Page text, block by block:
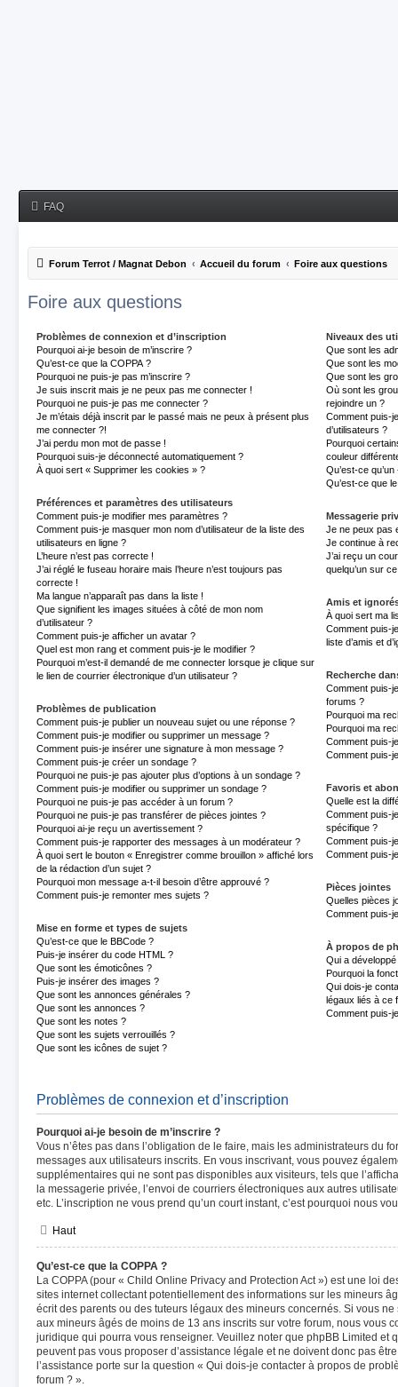
FAQ
Forum Terrot / Magnat Debon Accueil du forum Foire aux questions
Foire aux questions
Problèmes de connexion et d’inscription
Pourquoi ai-je besoin de m’inscrire ?
Qu’est-ce que la COPPA ?
Pourquoi ne puis-je pas m’inscrire ?
Je suis inscrit mais je ne peux pas me connecter !
Pourquoi ne puis-je pas me connecter ?
Je m’étais déjà inscrit par le passé mais ne peux à présent plus
me connecter ?!
J’ai perdu mon mot de passe !
Pourquoi suis-je déconnecté automatiquement ?
À quoi sert « Supprimer les cookies » ?
Préférences et paramètres des utilisateurs
Comment puis-je modifier mes paramètres ?
Comment puis-je masquer mon nom d’utilisateur de la liste des
utilisateurs en ligne ?
L’heure n’est pas correcte !
J’ai réglé le fuseau horaire mais l’heure n’est toujours pas
correcte !
Ma langue n’apparaît pas dans la liste !
Que signifient les images situées à côté de mon nom
d’utilisateur ?
Comment puis-je afficher un avatar ?
Quel est mon rang et comment puis-je le modifier ?
Pourquoi m’est-il demandé de me connecter lorsque je clique sur
le lien de courrier électronique d’un utilisateur ?
Problèmes de publication
Comment puis-je publier un nouveau sujet ou une réponse ?
Comment puis-je modifier ou supprimer un message ?
Comment puis-je insérer une signature à mon message ?
Comment puis-je créer un sondage ?
Pourquoi ne puis-je pas ajouter plus d’options à un sondage ?
Comment puis-je modifier ou supprimer un sondage ?
Pourquoi ne puis-je pas accéder à un forum ?
Pourquoi ne puis-je pas transférer de pièces jointes ?
Pourquoi ai-je reçu un avertissement ?
Comment puis-je rapporter des messages à un modérateur ?
À quoi sert le bouton « Enregistrer comme brouillon » affiché lors
de la rédaction d’un sujet ?
Pourquoi mon message a-t-il besoin d’être approuvé ?
Comment puis-je remonter mes sujets ?
Mise en forme et types de sujets
Qu’est-ce que le BBCode ?
Puis-je insérer du code HTML ?
Que sont les émoticônes ?
Puis-je insérer des images ?
Que sont les annonces générales ?
Que sont les annonces ?
Que sont les notes ?
Que sont les sujets verrouillés ?
Que sont les icônes de sujet ?
Niveaux des
Que sont les
Que sont les
Que sont les
Où sont les
rejoindre un ?
Comment puis-
d’utilisateurs ?
Pourquoi
couleur
Qu’est-ce
Qu’est-ce que
Messagerie
Je ne peux pas
Je continue à
J’ai reçu un
quelqu’un sur
Amis et
À quoi sert ma
Comment puis-
liste d’amis et
Recherche
Comment puis-
forums ?
Pourquoi ma
Pourquoi ma
Comment puis-
Comment puis-
Favoris et
Quelle est la
Comment puis-
spécifique ?
Comment puis-
Comment puis-
Pièces jointes
Quelles pièces
Comment puis-
À propos de
Qui a
Pourquoi la
Qui dois-je
légaux liés à ce
Comment puis-
Problèmes de connexion et d’inscription
Pourquoi ai-je besoin de m’inscrire ?
Vous n’êtes pas dans l’obligation de le faire, mais les administrateurs du
messages aux utilisateurs inscrits. En vous inscrivant, vous pouvez
supplémentaires qui ne sont pas disponibles aux visiteurs, tels que
la messagerie privée, l’envoi de courriers électroniques aux autres
etc. L’inscription ne vous prend qu’un court instant, c’est pourquoi nous
Haut
Qu’est-ce que la COPPA ?
La COPPA (pour « Child Online Privacy and Protection Act ») est une loi
sites internet collectant potentiellement des informations sur les mineurs
écrit des parents ou des tuteurs légaux des mineurs concernés. Si vous
aux mineurs âgés de moins de 13 ans inscrits sur votre forum, nous vous
juridique qui pourra vous renseigner. Veuillez noter que phpBB Limited et
peuvent pas vous proposer d’assistance légale et ne doivent donc pas
l’assistance porte sur la question « Qui dois-je contacter à propos de
forum ? ».